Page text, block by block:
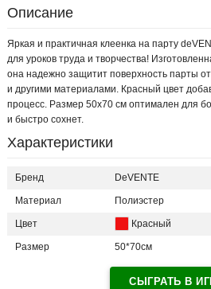
Описание
Яркая и практичная клеенка на парту
для уроков труда и творчества!
она надежно защитит поверхность парты
и другими материалами. Красный цвет
процесс. Размер 50х70 см оптимален для
и быстро сохнет.
Характеристики
Бренд DeVENTE
Материал Полиэстер
Цвет Красный
Размер 50*70см
СЫГРАТЬ В